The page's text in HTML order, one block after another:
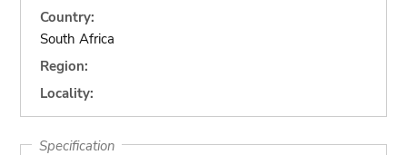
Country:
South Africa
Region:
Locality:
Specification